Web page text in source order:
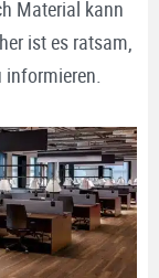
Material kann
ist es ratsam,
informieren.